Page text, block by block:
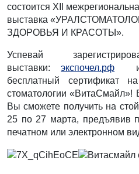
состоится XII
выставка
ЗДОРОВЬЯ И КРАСОТЫ».
Успевай
выставки:экспочел.рф и
бесплатный сертификат
стоматологии
Вы сможете получить на
25 по 27 марта, предъявив
печатном или электронном